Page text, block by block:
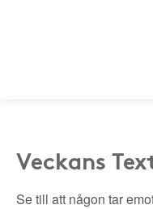
Veckans
Se till att någon tar